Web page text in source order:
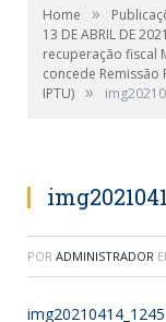
Home »
13 DE ABRIL DE
recuperação fiscal
concede
IPTU) »
POR ADMINISTRADOR